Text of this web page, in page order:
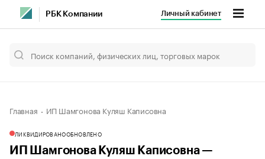
РБК Компании Личный кабинет
Главная ИП Шамгонова Куляш Каписовна
ЛИКВИДИРОВАНООБНОВЛЕНО
ИП Шамгонова Куляш Каписовна —